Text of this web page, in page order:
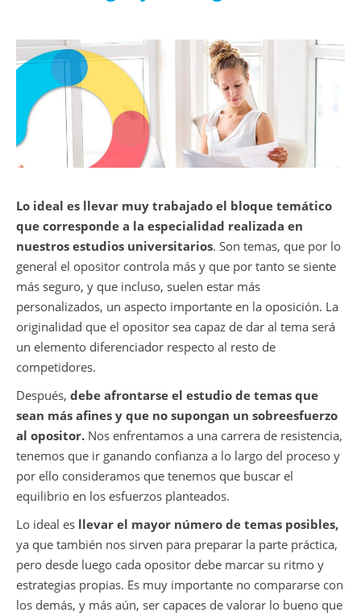
Lo ideal es llevar muy trabajado el bloque temático
que corresponde a la especialidad realizada en
nuestros estudios universitarios. Son temas, que por lo
general el opositor controla más y que por tanto se siente
más seguro, y que incluso, suelen estar más
personalizados, un aspecto importante en la oposición. La
originalidad que el opositor sea capaz de dar al tema será
un elemento diferenciador respecto al resto de
competidores.
Después, debe afrontarse el estudio de temas que
sean más afines y que no supongan un sobreesfuerzo
al opositor. Nos enfrentamos a una carrera de resistencia,
tenemos que ir ganando confianza a lo largo del proceso y
por ello consideramos que tenemos que buscar el
equilibrio en los esfuerzos planteados.
Lo ideal es llevar el mayor número de temas posibles,
ya que también nos sirven para preparar la parte práctica,
pero desde luego cada opositor debe marcar su ritmo y
estrategias propias. Es muy importante no compararse con
los demás, y más aún, ser capaces de valorar lo bueno que